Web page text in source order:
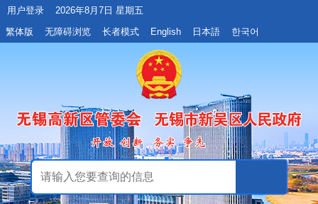
用户登录
2026年8月7日 星期五
繁体版
无障碍浏览 长者模式 English 日本語 한국어